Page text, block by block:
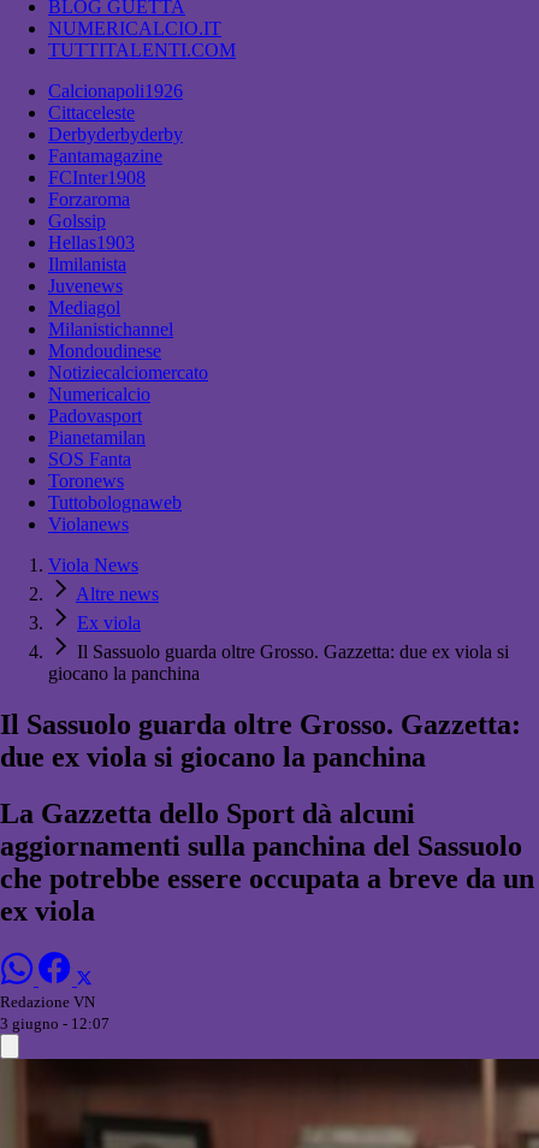
BLOG GUETTA
NUMERICALCIO.IT
TUTTITALENTI.COM
Calcionapoli1926
Cittaceleste
Derbyderbyderby
Fantamagazine
FCInter1908
Forzaroma
Golssip
Hellas1903
Ilmilanista
Juvenews
Mediagol
Milanistichannel
Mondoudinese
Notiziecalciomercato
Numericalcio
Padovasport
Pianetamilan
SOS Fanta
Toronews
Tuttobolognaweb
Violanews
Viola News
Altre news
Ex viola
Il Sassuolo guarda oltre Grosso. Gazzetta: due ex viola si
giocano la panchina
Il Sassuolo guarda oltre Grosso. Gazzetta:
due ex viola si giocano la panchina
La Gazzetta dello Sport dà alcuni
aggiornamenti sulla panchina del Sassuolo
che potrebbe essere occupata a breve da un
ex viola
Redazione VN
3 giugno - 12:07